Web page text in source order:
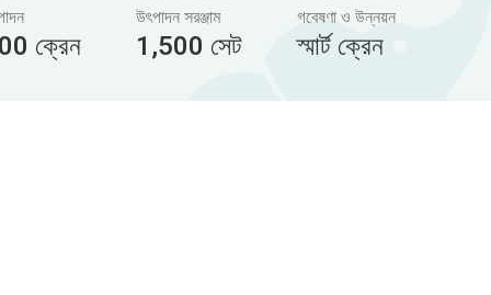
ক্রেন
উৎপাদন সরঞ্জাম
1,500 সেট
গবেষণা ও উন্নয়ন
স্মার্ট ক্রেন